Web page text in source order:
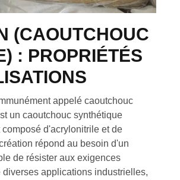
(CAOUTCHOUC
: PROPRIÉTÉS
appelé caoutchouc
un caoutchouc synthétique
d'acrylonitrile et de
répond au besoin d'un
de résister aux exigences
diverses applications industrielles,